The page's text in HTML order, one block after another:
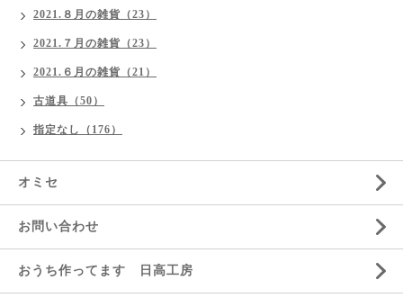
2021.８月の雑貨（23）
2021.７月の雑貨（23）
2021.６月の雑貨（21）
古道具（50）
指定なし（176）
オミセ
お問い合わせ
おうち作ってます 日高工房